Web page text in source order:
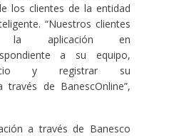
los clientes de la entidad
“Nuestros clientes
la aplicación en
a su equipo,
y registrar su
de BanescOnline”,
a través de Banesco